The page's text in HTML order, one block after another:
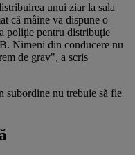
unui ziar la sala
că mâine va dispune o
poliţie pentru distribuţie
Nimeni din conducere nu
de grav", a scris
nu trebuie să fie